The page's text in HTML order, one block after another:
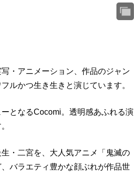
・アニメーション、作品のジャン
ルかつ生き生きと演じています。
となるCocomi。透明感あふれる演
・二宮を、大人気アニメ「鬼滅の
バラエティ豊かな顔ぶれが作品世